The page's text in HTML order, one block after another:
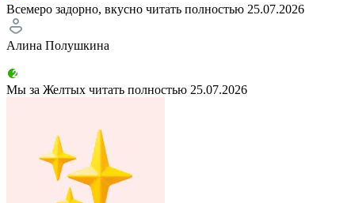
Всемеро задорно, вкусно читать полностью 25.07.2026
Алина Полушкина
Мы за Желтых читать полностью 25.07.2026